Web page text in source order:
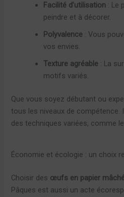
Facilité d’utilisation : Le
peindre et à décorer.
Polyvalence : Vous
vos envies.
Texture agréable : La
motifs variés.
Que vous soyez débutant ou
tous les niveaux de compétence.
des techniques variées, comme
Économie et écologie : un choix
Choisir des œufs en papier
Pâques est aussi un acte